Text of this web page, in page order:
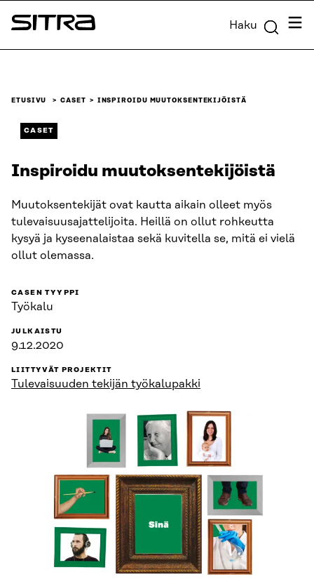
Siirry
suoraan
Sitra Haku
ETUSIVU CASET INSPIROIDU MUUTOKSENTEKIJÖISTÄ
CASET
Inspiroidu muutoksentekijöistä
Muutoksentekijät ovat kautta aikain olleet myös
tulevaisuusajattelijoita. Heillä on ollut rohkeutta
kysyä ja kyseenalaistaa sekä kuvitella se, mitä ei vielä
ollut olemassa.
CASEN TYYPPI
Työkalu
JULKAISTU
9.12.2020
LIITTYVÄT PROJEKTIT
Tulevaisuuden tekijän työkalupakki